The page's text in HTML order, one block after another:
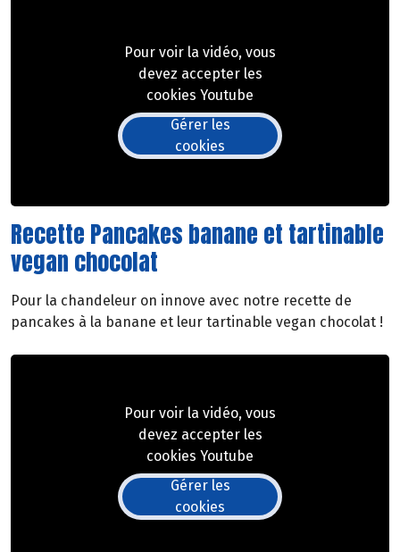
Pour voir la vidéo, vous
devez accepter les
cookies Youtube
Gérer les
cookies
Recette Pancakes banane et tartinable
vegan chocolat
Pour la chandeleur on innove avec notre recette de
pancakes à la banane et leur tartinable vegan chocolat !
Pour voir la vidéo, vous
devez accepter les
cookies Youtube
Gérer les
cookies